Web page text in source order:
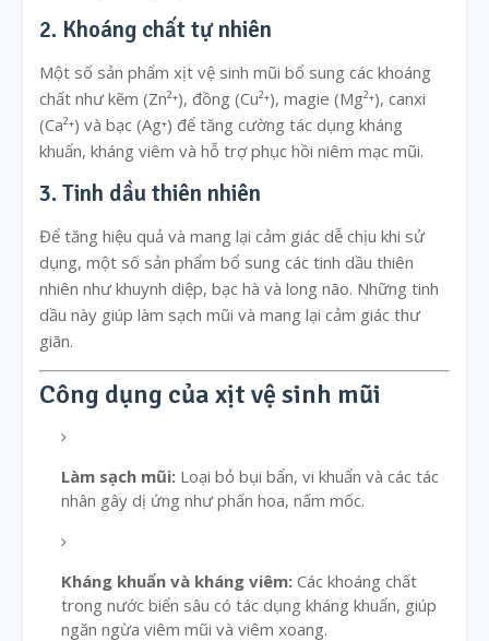
2. Khoáng chất tự nhiên
Một số sản phẩm xịt vệ sinh mũi bổ sung các khoáng
chất như kẽm (Zn²⁺), đồng (Cu²⁺), magie (Mg²⁺), canxi
(Ca²⁺) và bạc (Ag⁺) để tăng cường tác dụng kháng
khuẩn, kháng viêm và hỗ trợ phục hồi niêm mạc mũi.
3. Tinh dầu thiên nhiên
Để tăng hiệu quả và mang lại cảm giác dễ chịu khi sử
dụng, một số sản phẩm bổ sung các tinh dầu thiên
nhiên như khuynh diệp, bạc hà và long não. Những tinh
dầu này giúp làm sạch mũi và mang lại cảm giác thư
giãn.
Công dụng của xịt vệ sinh mũi
Làm sạch mũi: Loại bỏ bụi bẩn, vi khuẩn và các tác
nhân gây dị ứng như phấn hoa, nấm mốc.
Kháng khuẩn và kháng viêm: Các khoáng chất
trong nước biển sâu có tác dụng kháng khuẩn, giúp
ngăn ngừa viêm mũi và viêm xoang.